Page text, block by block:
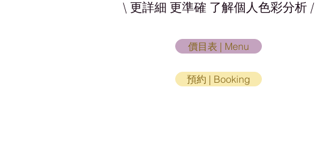
\ 更詳細 更準確 了解個人色彩分析 /
價目表 | Menu
預約 | Booking